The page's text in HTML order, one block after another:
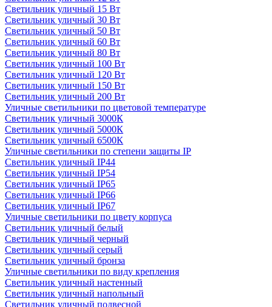
Светильник уличный 15 Вт
Светильник уличный 30 Вт
Светильник уличный 50 Вт
Светильник уличный 60 Вт
Светильник уличный 80 Вт
Светильник уличный 100 Вт
Светильник уличный 120 Вт
Светильник уличный 150 Вт
Светильник уличный 200 Вт
Уличные светильники по цветовой температуре
Cветильник уличный 3000К
Cветильник уличный 5000К
Cветильник уличный 6500К
Уличные светильники по степени защиты IP
Светильник уличный IP44
Светильник уличный IP54
Светильник уличный IP65
Светильник уличный IP66
Светильник уличный IP67
Уличные светильники по цвету корпуса
Светильник уличный белый
Светильник уличный черный
Светильник уличный серый
Светильник уличный бронза
Уличные светильники по виду крепления
Светильник уличный настенный
Светильник уличный напольный
Светильник уличный подвесной